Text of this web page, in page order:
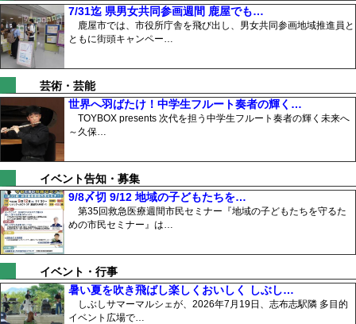
7/31迄 県男女共同参画週間 鹿屋でも…
鹿屋市では、市役所庁舎を飛び出し、男女共同参画地域推進員と
ともに街頭キャンペー…
芸術・芸能
世界へ羽ばたけ！中学生フルート奏者の輝く…
TOYBOX presents 次代を担う中学生フルート奏者の輝く未来へ
～久保…
イベント告知・募集
9/8〆切 9/12 地域の子どもたちを…
第35回救急医療週間市民セミナー『地域の子どもたちを守るた
めの市民セミナー』は…
イベント・行事
暑い夏を吹き飛ばし楽しくおいしく しぶし…
しぶしサマーマルシェが、2026年7月19日、志布志駅隣 多目的
イベント広場で…